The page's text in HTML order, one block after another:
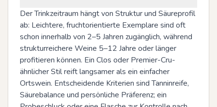
Der Trinkzeitraum hängt von Struktur und Säureprofil
ab: Leichtere, fruchtorientierte Exemplare sind oft
schon innerhalb von 2–5 Jahren zugänglich, während
strukturreichere Weine 5–12 Jahre oder länger
profitieren können. Ein Clos oder Premier-Cru-
ähnlicher Stil reift langsamer als ein einfacher
Ortswein. Entscheidende Kriterien sind Tanninreife,
Säurebalance und persönliche Präferenz; ein